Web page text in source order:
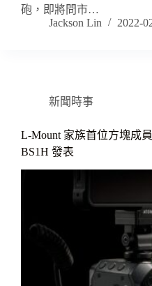
砲，即將問市…
Jackson Lin
2022-
新聞時事
L-Mount 家族首位方塊成
BS1H 發表